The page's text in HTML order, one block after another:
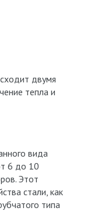
двумя
тепла и
вида
6 до 10
Этот
стали, как
типа